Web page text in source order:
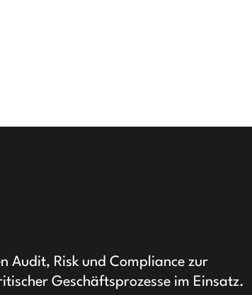
Audit, Risk und Compliance zur
Geschäftsprozesse im Einsatz.